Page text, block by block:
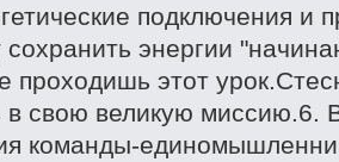
подключения и
сохранить энергии
проходишь этот
свою великую миссию.6.
команды-